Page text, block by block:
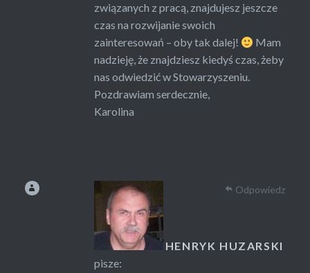
związanych z pracą, znajdujesz jeszcze
czas na rozwijanie swoich
zainteresowań – oby tak dalej!
Mam
nadzieję, że znajdziesz kiedyś czas, żeby
nas odwiedzić w Stowarzyszeniu.
Pozdrawiam serdecznie,
Karolina
HENRYK HUZARSKI
pisze:
Odpowiedz